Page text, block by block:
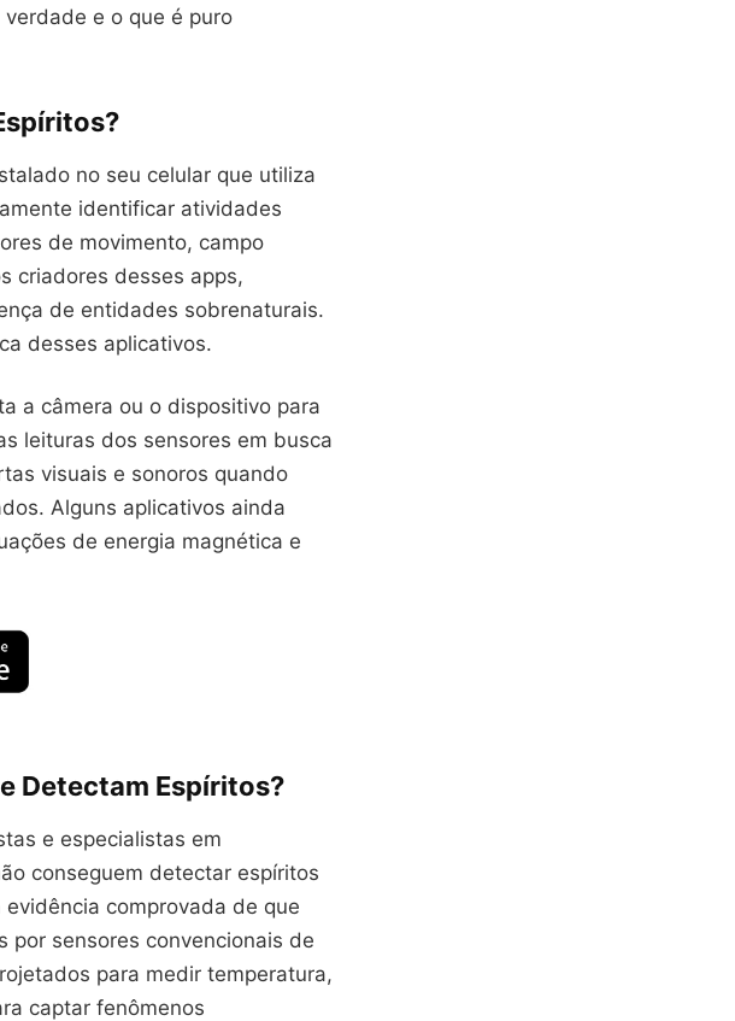
e o que é puro
no seu celular que utiliza
identificar atividades
de movimento, campo
criadores desses apps,
de entidades sobrenaturais.
desses aplicativos.
a câmera ou o dispositivo para
leituras dos sensores em busca
visuais e sonoros quando
Alguns aplicativos ainda
de energia magnética e
Detectam Espíritos?
e especialistas em
conseguem detectar espíritos
comprovada de que
por sensores convencionais de
para medir temperatura,
captar fenômenos